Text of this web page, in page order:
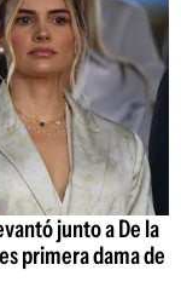
junto a De la
primera dama de